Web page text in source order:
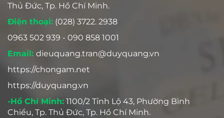
Thủ Đức, Tp. Hồ Chí Minh.
Điện thoại: (028) 3722. 2938
0963 502 939 - 090 858 1001
Email: dieuquang.tran@duyquang.vn
https://chongam.net
https://duyquang.vn
-Hồ Chí Minh: 1100/2 Tỉnh Lộ 43, Phường Bình
Chiểu, Tp. Thủ Đức, Tp. Hồ Chí Minh.